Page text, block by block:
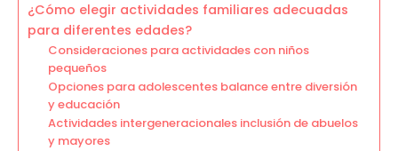
¿Cómo elegir actividades familiares adecuadas
para diferentes edades?
Consideraciones para actividades con niños
pequeños
Opciones para adolescentes balance entre diversión
y educación
Actividades intergeneracionales inclusión de abuelos
y mayores